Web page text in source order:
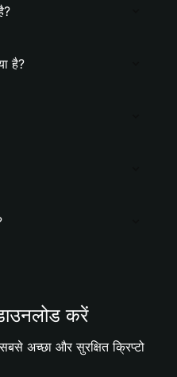
है?
करें
अच्छा और सुरक्षित क्रिप्टो